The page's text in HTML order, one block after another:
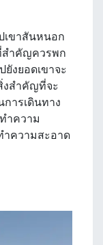
เขาสันหนอก
สำคัญควรพก
ยังยอดเขาจะ
งสำคัญที่จะ
ารเดินทาง
ำความ
ำความสะอาด